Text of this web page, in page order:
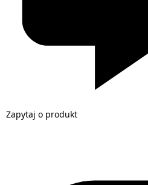
Zapytaj o produkt